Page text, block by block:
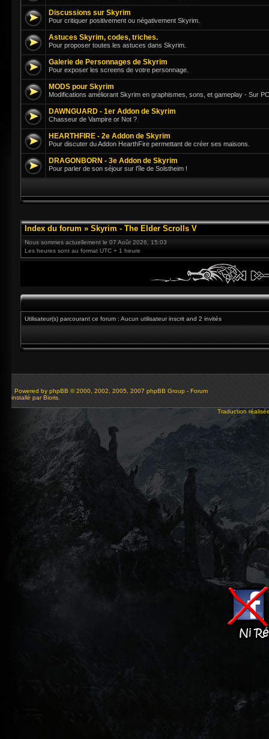
Discussions sur Skyrim
Pour critiquer positivement ou négativement Skyrim.
Astuces Skyrim, codes, triches.
Pour proposer toutes les astuces dans Skyrim.
Galerie de Personnages de Skyrim
Pour exposer les screens de votre personnage.
MODS pour Skyrim
Modifications améliorant Skyrim en graphismes, sons, et gameplay - Sur
DAWNGUARD - 1er Addon de Skyrim
Chasseur de Vampire or Not ?
HEARTHFIRE - 2e Addon de Skyrim
Pour discuter du Addon HearthFire permettant de créer ses maisons.
DRAGONBORN - 3e Addon de Skyrim
Pour parler de son séjour sur l'île de Solstheim !
Index du forum » Skyrim - The Elder Scrolls V
Nous sommes actuellement le 07 Août 2026, 15:03
Les heures sont au format UTC + 1 heure
Utilisateur(s) parcourant ce forum : Aucun utilisateur inscrit and 2 invités
Powered by phpBB © 2000, 2002, 2005, 2007 phpBB Group - Forum
installé par Bioris.
Traduction